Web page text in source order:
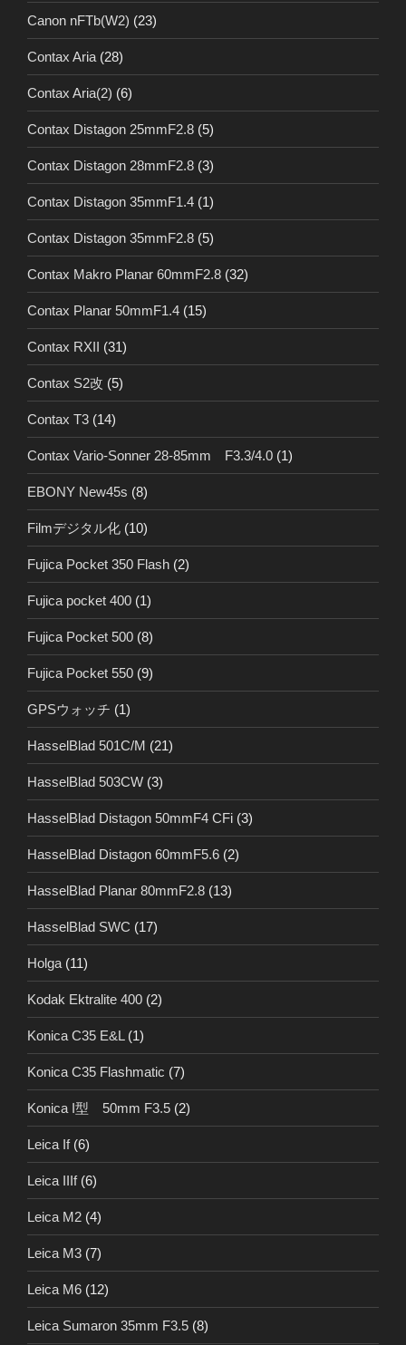
Canon nFTb(W2) (23)
Contax Aria (28)
Contax Aria(2) (6)
Contax Distagon 25mmF2.8 (5)
Contax Distagon 28mmF2.8 (3)
Contax Distagon 35mmF1.4 (1)
Contax Distagon 35mmF2.8 (5)
Contax Makro Planar 60mmF2.8 (32)
Contax Planar 50mmF1.4 (15)
Contax RXII (31)
Contax S2改 (5)
Contax T3 (14)
Contax Vario-Sonner 28-85mm F3.3/4.0 (1)
EBONY New45s (8)
Filmデジタル化 (10)
Fujica Pocket 350 Flash (2)
Fujica pocket 400 (1)
Fujica Pocket 500 (8)
Fujica Pocket 550 (9)
GPSウォッチ (1)
HasselBlad 501C/M (21)
HasselBlad 503CW (3)
HasselBlad Distagon 50mmF4 CFi (3)
HasselBlad Distagon 60mmF5.6 (2)
HasselBlad Planar 80mmF2.8 (13)
HasselBlad SWC (17)
Holga (11)
Kodak Ektralite 400 (2)
Konica C35 E&L (1)
Konica C35 Flashmatic (7)
Konica I型 50mm F3.5 (2)
Leica If(6)
Leica IIIf(6)
Leica M2 (4)
Leica M3 (7)
Leica M6 (12)
Leica Sumaron 35mm F3.5 (8)